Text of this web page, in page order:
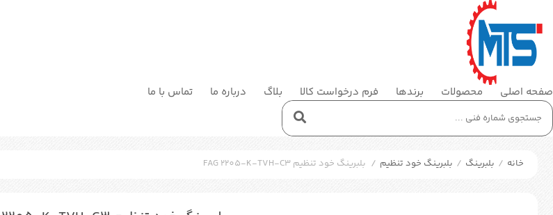
صفحه اصلی محصولات برندها فرم درخواست کالا بلاگ درباره ما تماس با ما
خانه / بلبرینگ / بلبرینگ خود تنظیم / بلبرینگ خود تنظیم FAG 2205-K-TVH-C3